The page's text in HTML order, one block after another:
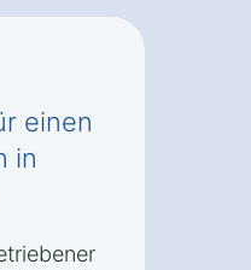
einen
in